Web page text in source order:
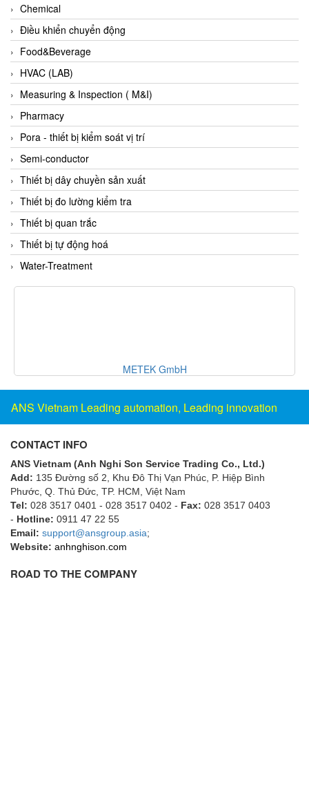
FANUC
FDM/ F.lli Della Marca Srl
FEIN
Felm
FESTO
FHF (EATON Crouse-Hinds)
Fife/ Maxcess
Fimet
Fine Suntronix
FineTek
Finna Sensors Vietnam
Fireye
Fischer
Fisher
Flexim
FLOMAG
flotron
Flow Force/ Super Green Power-Tech
Floweserve/PMV
Flowline
Flow-Mon
Flowserve
Chemical
Điều khiển chuyển động
Food&Beverage
HVAC (LAB)
Measuring & Inspection ( M&I)
Pharmacy
Pora - thiết bị kiểm soát vị trí
Semi-conductor
Thiết bị dây chuyền sản xuất
Thiết bị đo lường kiểm tra
Thiết bị quan trắc
Thiết bị tự động hoá
Water-Treatment
ANS Vietnam Leading automation, Leading innovation
CONTACT INFO
ANS Vietnam (Anh Nghi Son Service Trading Co., Ltd.)
Add: 135 Đường số 2, Khu Đô Thị Vạn Phúc, P. Hiệp Bình
Phước, Q. Thủ Đức, TP. HCM , Việt Nam
Tel: 028 3517 0401 - 028 3517 0402 - Fax: 028 3517 0403
- Hotline: 0911 47 22 55
Email: support@ansgroup.asia;
Website: anhnghison.com
ROAD TO THE COMPANY